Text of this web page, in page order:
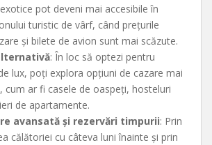
pot deveni mai accesibile în
turistic de vârf, când prețurile
și bilete de avion sunt mai scăzute.
: În loc să optezi pentru
lux, poți explora opțiuni de cazare mai
cum ar fi casele de oaspeți, hosteluri
de apartamente.
avansată și rezervări timpurii: Prin
călătoriei cu câteva luni înainte și prin